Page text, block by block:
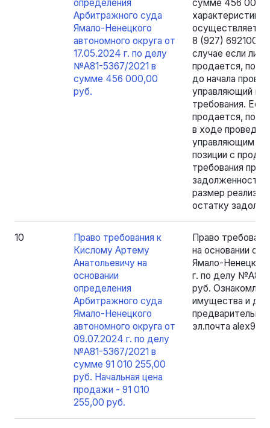
определения
Арбитражного суда
Ямало-Ненецкого
автономного округа от
17.05.2024 г. по делу
№А81-5367/2021 в
сумме 456 000,00
руб.
сумме 456
осуществляется
8 (927) 6921007,
случае если
продается,
до начала
управляющий не
требования.
продается,
в ходе
управляющим
позиции с
требования
задолженность
размер
остатку
10
Право требования к
Кислому Артему
Анатольевичу на
основании
определения
Арбитражного суда
Ямало-Ненецкого
автономного округа от
09.07.2024 г. по делу
№А81-5367/2021 в
сумме 91 010 255,00
руб. Начальная цена
продажи - 91 010
255,00 руб.
Право
на основании
Ямало-
г. по делу №А81-
руб.
имущества и
эл.почта